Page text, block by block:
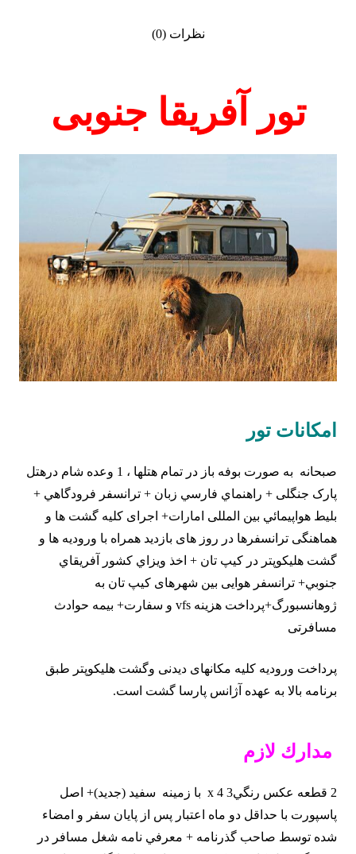
نظرات (0)
تور آفریقا جنوبی
امکانات تور
صبحانه به صورت بوفه باز در تمام هتلها ، 1 وعده شام درهتل
پارک جنگلی + راهنماي فارسي زبان + ترانسفر فرودگاهي +
بليط هواپيمائي بین المللی امارات+ اجرای کلیه گشت ها و
هماهنگی ترانسفرها در روز های بازدید همراه با ورودیه ها و
گشت هلیکوپتر در کیپ تان + اخذ ويزاي كشور آفريقاي
جنوبي+ ترانسفر هوایی بین شهرهای کیپ تان به
ژوهانسبورگ+پرداخت هزینه vfs و سفارت+ بیمه حوادث
مسافرتی
پرداخت ورودیه کلیه مکانهای دیدنی وگشت هلیکوپتر طبق
برنامه بالا به عهده آژانس پارسا گشت است.
مدارك لازم
2 قطعه عكس رنگي3 x 4 با زمینه سفيد (جدید)+ اصل
پاسپورت با حداقل دو ماه اعتبار پس از پایان سفر و امضاء
شده توسط صاحب گذرنامه + معرفي نامه شغل مسافر در